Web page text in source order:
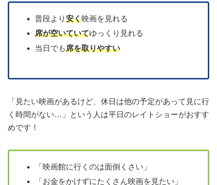
普段より安く映画を見れる
席が空いていてゆっくり見れる
当日でも席を取りやすい
「見たい映画があるけど、休日は他の予定があって見に行
く時間がない…」という人は平日のレイトショーがおすす
めです！
「映画館に行くのは面倒くさい」
「お金をかけずにたくさん映画を見たい」